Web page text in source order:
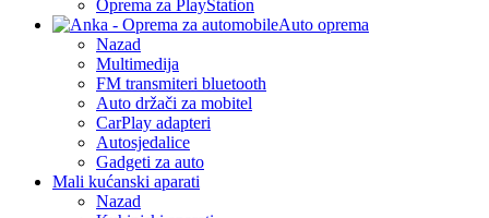
Oprema za PlayStation
Auto oprema
Nazad
Multimedija
FM transmiteri bluetooth
Auto držači za mobitel
CarPlay adapteri
Autosjedalice
Gadgeti za auto
Mali kućanski aparati
Nazad